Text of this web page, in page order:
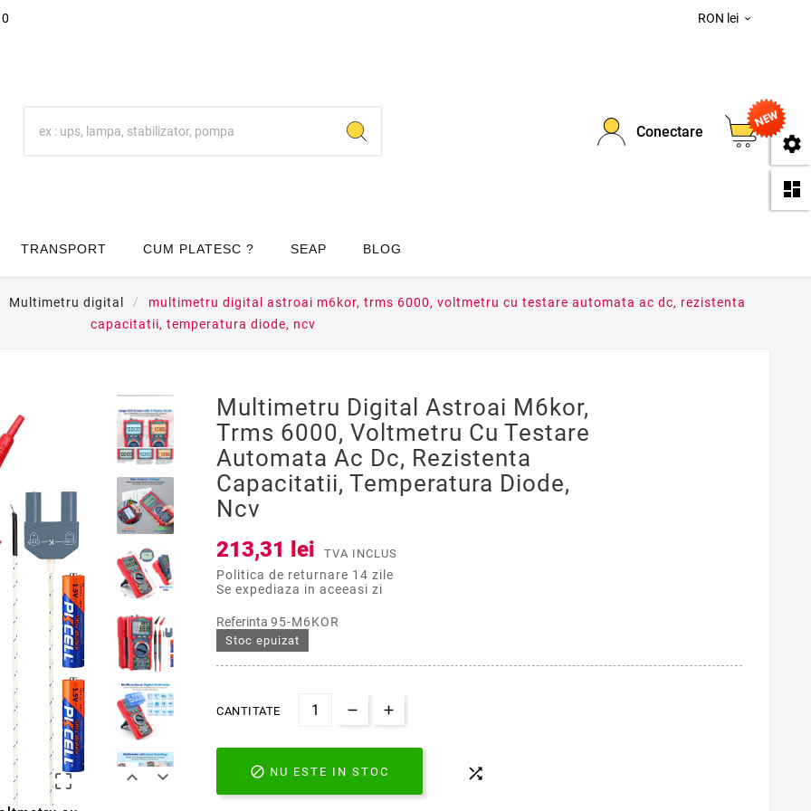
RON lei 
Conectare
0
TRANSPORT CUM PLATESC ? SEAP BLOG
Multimetru digital
multimetru digital astroai m6kor, trms 6000, voltmetru cu testare automata ac dc, rezistenta
capacitatii, temperatura diode, ncv
  
Multimetru Digital Astroai M6kor,
Trms 6000, Voltmetru Cu Testare
Automata Ac Dc, Rezistenta
Capacitatii, Temperatura Diode,
Ncv
213,31 lei TVA INCLUS
Politica de returnare 14 zile
Se expediaza in aceeasi zi
Referinta 95-M6KOR
Stoc epuizat
CANTITATE
 NU ESTE IN STOC 